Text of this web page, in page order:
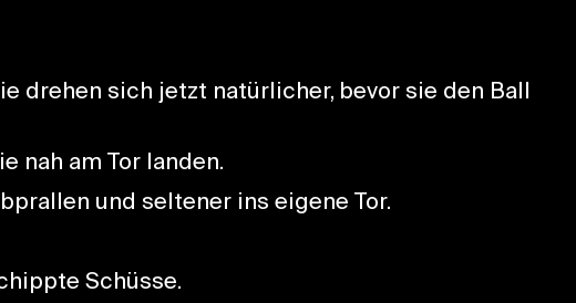
drehen sich jetzt natürlicher, bevor sie den Ball
nah am Tor landen.
und seltener ins eigene Tor.
Schüsse.